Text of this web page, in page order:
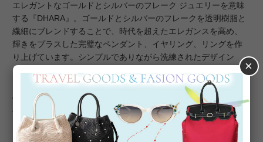
エレガントなゴールドとシルバーのフレーク ジュエリーを意味
する『DHARA』。ゴールドとシルバーのフレークを透明樹脂と
繊細にブレンドすることで、時代を超えたエレガンスを高め、
輝きをプラスした完璧なペンダント、イヤリング、リングを作
り上げています。シンプルでありながら洗練されたデザイン
は、控えめな贅沢をお楽しみいただけます。
About ZSiSKA/シスカとは
上質な樹脂、ポリエステルレジンの特性を活かし、ガラスのよ
うな質感を再現しつつも、軽くてつけやすいことで人気を博し
ています。肌に触れる部分に金属を使用していないため、アレ
×